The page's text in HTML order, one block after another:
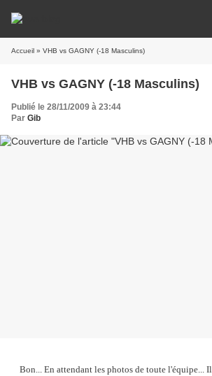
Accueil » VHB vs GAGNY (-18 Masculins)
VHB vs GAGNY (-18 Masculins)
Publié le 28/11/2009 à 23:44
Par Gib
Bon... En attendant les photos de toute l'équipe...